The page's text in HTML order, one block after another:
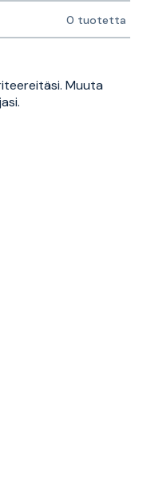
0 tuotetta
Muuta